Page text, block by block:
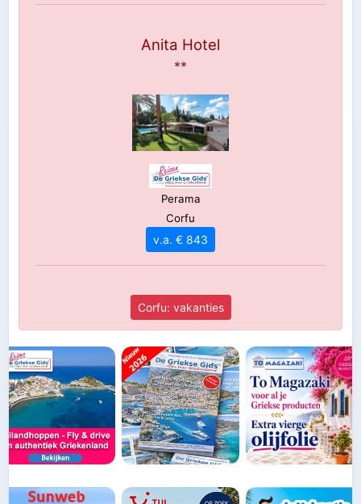
Anita Hotel
**
Perama
Corfu
v.a. € 843
Corfu: vakanties